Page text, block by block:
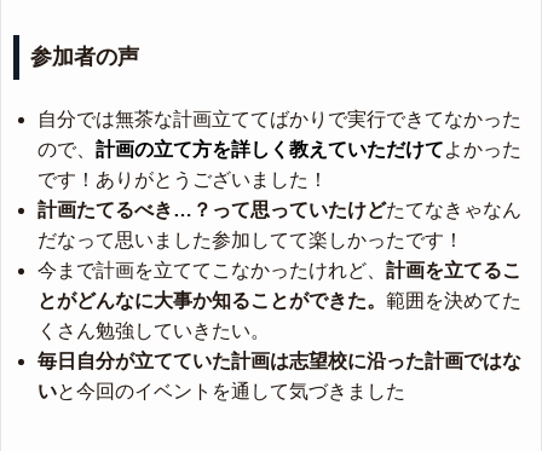
参加者の声
自分では無茶な計画立ててばかりで実行できてなかった
ので、 計画の立て方を詳しく教えていただけてよかった
です！ありがとうございました！
計画たてるべき…？って思っていたけどたてなきゃなん
だなって思いました参加してて楽しかったです！
今まで計画を立ててこなかったけれど、 計画を立てるこ
とがどんなに大事か知ることができた。 範囲を決めてた
くさん勉強していきたい。
毎日自分が立てていた計画は志望校に沿った計画ではな
いと今回のイベントを通して気づきました